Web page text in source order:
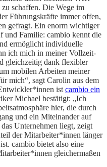
zu schaffen. Die Wege im
Führungskräfte immer offen,
gefragt. Ein enorm wichtiger
und Familie: cambio kennt die
ermöglicht individuelle
ich mich in meiner Vollzeit-
gleichzeitig dank flexibler
mobilen Arbeiten meiner
mich“, sagt Carolin aus dem
ist cambio ein
Michael bestätigt: „Ich
hier, die durch
und ein Miteinander auf
Unternehmen liegt, zeigt
der Mitarbeiter*innen länger
cambio bietet also eine
gleichermaßen